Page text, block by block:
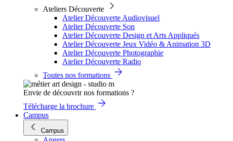
Ateliers Découverte
Atelier Découverte Audiovisuel
Atelier Découverte Son
Atelier Découverte Design et Arts Appliqués
Atelier Découverte Jeux Vidéo & Animation 3D
Atelier Découverte Photographie
Atelier Découverte Radio
Toutes nos formations
Envie de découvrir nos formations ?
Télécharge la brochure
Campus
Campus